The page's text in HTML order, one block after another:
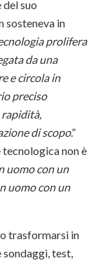
suo
sosteneva in
prolifera
da una
e circola in
preciso
di scopo.”
non è
uomo con un
uomo con un
trasformarsi in
test,